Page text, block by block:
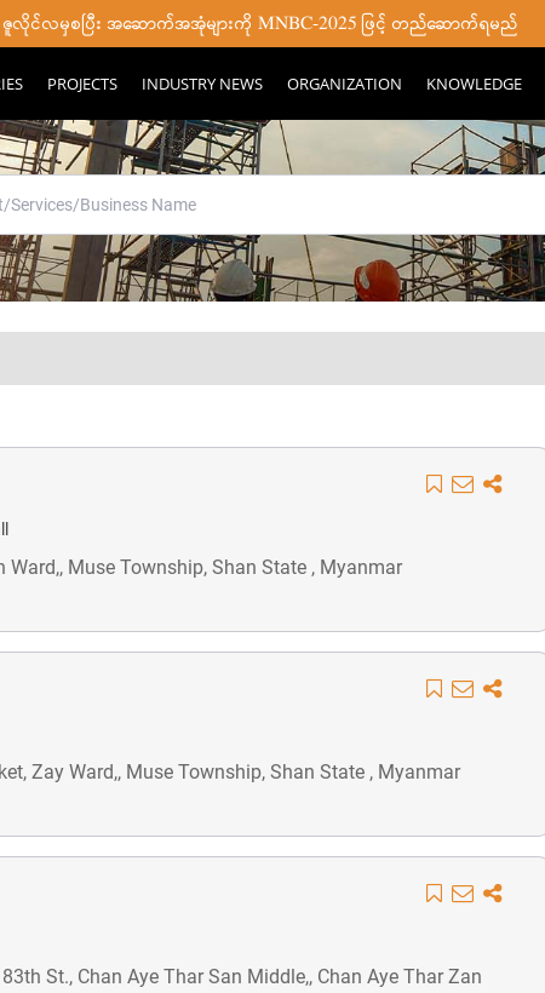
ဇူလိုင်လမှစပြီး အဆောက်အအုံများကို MNBC-2025 ဖြင့် တည်ဆောက်ရမည်
PROJECTS INDUSTRY NEWS ORGANIZATION KNOWLEDGE
Muse Township, Shan State , Myanmar
Zay Ward,, Muse Township, Shan State , Myanmar
St., Chan Aye Thar San Middle,, Chan Aye Thar Zan